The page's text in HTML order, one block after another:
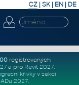
CZ | SK| EN | DE
registrovaných
a pro Revit 2027.
křivkyv sekci
2027.